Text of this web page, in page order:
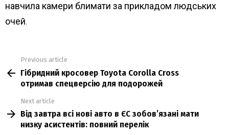
навчила камери блимати за прикладом людських
очей.
more
Previous article
Гібридний кросовер Toyota Corolla Cross
отримав спецверсію для подорожей
Next article
Від завтра всі нові авто в ЄС зобовʼязані мати
низку асистентів: повний перелік